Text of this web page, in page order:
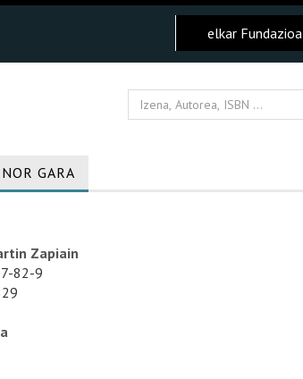
elkar Fundazioa
NOR GARA
Zapiain
82-9